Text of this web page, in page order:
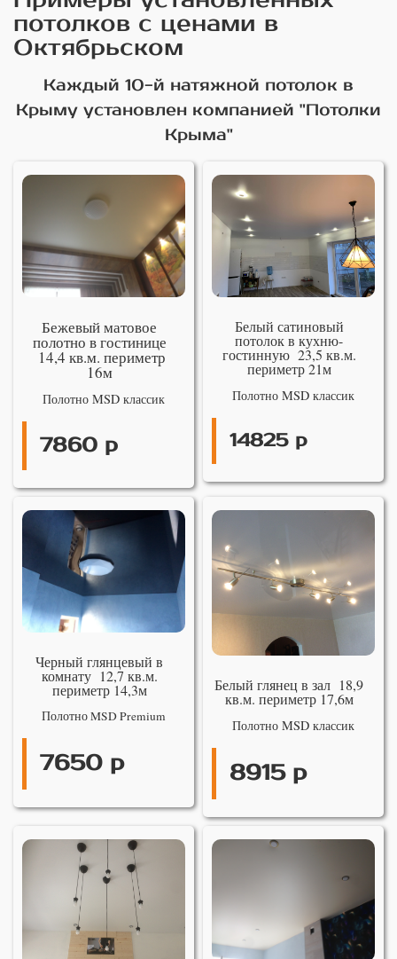
потолков с ценами в
Октябрьском
Каждый 10-й натяжной потолок в
Крыму установлен компанией "Потолки
Крыма"
Бежевый матовое
полотно в гостинице
14,4 кв.м. периметр
16м
Полотно MSD классик
7860 р
Белый сатиновый
потолок в кухню-
гостинную 23,5 кв.м.
периметр 21м
Полотно MSD классик
14825 р
Черный глянцевый в
комнату 12,7 кв.м.
периметр 14,3м
Полотно MSD Premium
7650 р
Белый глянец в зал 18,9
кв.м. периметр 17,6м
Полотно MSD классик
8915 р